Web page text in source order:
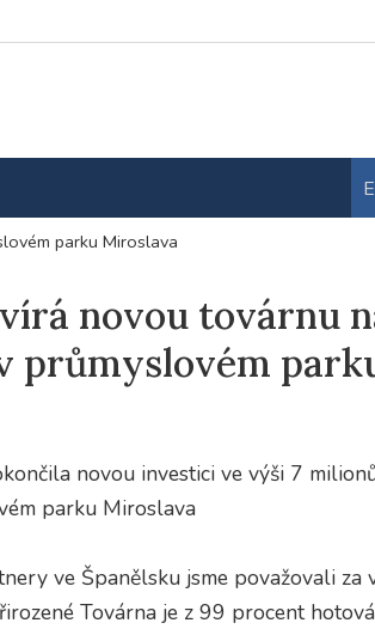
parku Miroslava
novou továrnu
průmyslovém
novou investici ve výši 7
parku Miroslava
ve Španělsku jsme považovali za
Továrna je z 99 procent